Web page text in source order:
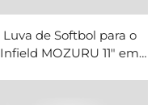
Luva de Softbol para o
Infield MOZURU 11" em